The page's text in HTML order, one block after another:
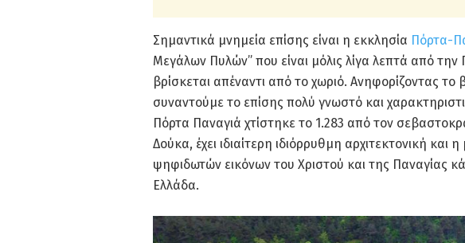
Σημαντικά μνημεία επίσης είναι η εκκλησία Πόρτα-
Μεγάλων Πυλών” που είναι μόλις λίγα λεπτά από
βρίσκεται απέναντι από το χωριό. Ανηφορίζοντας
συναντούμε το επίσης πολύ γνωστό και
Πόρτα Παναγιά χτίστηκε το 1.283 από τον
Δούκα, έχει ιδιαίτερη ιδιόρρυθμη αρχιτεκτονική και
ψηφιδωτών εικόνων του Χριστού και της Παναγίας
Ελλάδα.